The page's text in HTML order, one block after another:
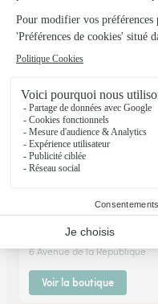
Voir la boutique
Gardonne
★★ 4.4 (48)
6 Avenue de la République
Voir la boutique